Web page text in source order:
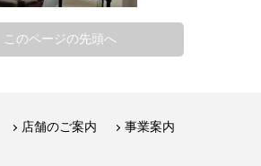
このページの先頭へ
店舗のご案内
事業案内